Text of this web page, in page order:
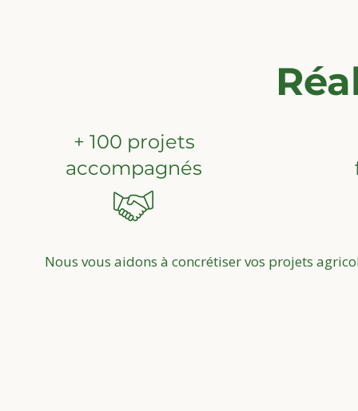
+ 100 projets
accompagnés
Nous vous aidons à concrétiser vos projets